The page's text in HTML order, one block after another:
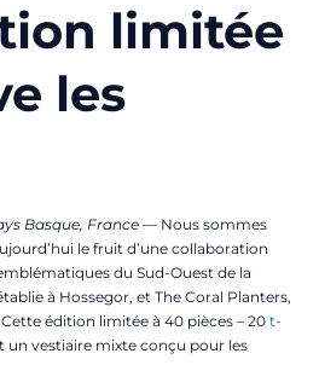
limitée
les
Basque, France — Nous sommes
le fruit d’une collaboration
du Sud-Ouest de la
à Hossegor, et The Coral Planters,
édition limitée à 40 pièces – 20 t-
un vestiaire mixte conçu pour les